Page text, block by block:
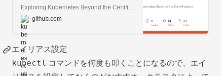
harth/kubernetes
Exploring Kubernetes Beyond the Certification Topics - sidd-harth/kubernetes
github.com
エイリアス設定
kubectl コマンドを何度も叩くことになるので、エイ